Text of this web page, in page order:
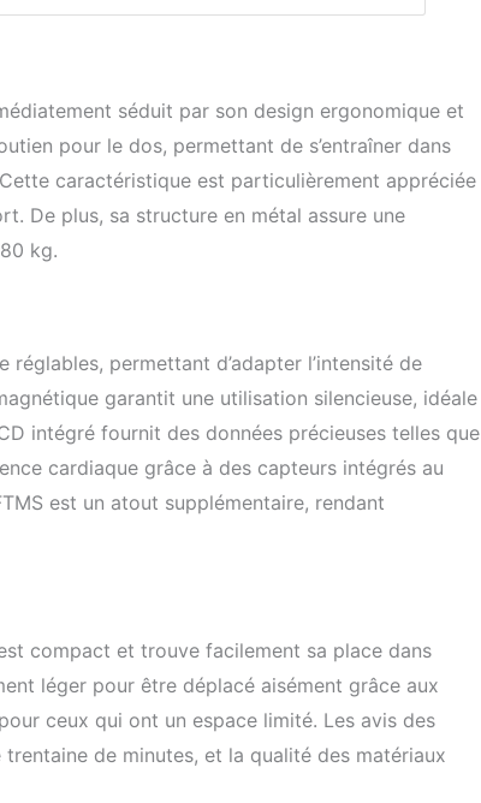
séduit par son design ergonomique et
pour le dos, permettant de s’entraîner dans
caractéristique est particulièrement appréciée
De plus, sa structure en métal assure une
kg.
permettant d’adapter l’intensité de
garantit une utilisation silencieuse, idéale
intégré fournit des données précieuses telles que
cardiaque grâce à des capteurs intégrés au
est un atout supplémentaire, rendant
compact et trouve facilement sa place dans
léger pour être déplacé aisément grâce aux
ceux qui ont un espace limité. Les avis des
de minutes, et la qualité des matériaux